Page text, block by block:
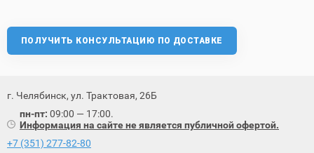
ПОЛУЧИТЬ КОНСУЛЬТАЦИЮ ПО ДОСТАВКЕ
г. Челябинск, ул. Трактовая, 26Б
пн-пт: 09:00 — 17:00.
Информация на сайте не является публичной офертой.
+7 (351) 277-82-80